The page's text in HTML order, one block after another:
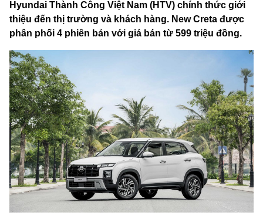
Hyundai Thành Công Việt Nam (HTV) chính thức giới
thiệu đến thị trường và khách hàng. New Creta được
phân phối 4 phiên bản với giá bán từ 599 triệu đồng.